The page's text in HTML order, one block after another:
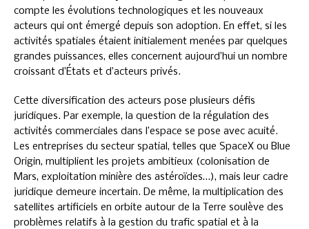
compte les évolutions technologiques et les nouveaux
acteurs qui ont émergé depuis son adoption. En effet, si les
activités spatiales étaient initialement menées par quelques
grandes puissances, elles concernent aujourd’hui un nombre
croissant d’États et d’acteurs privés.
Cette diversification des acteurs pose plusieurs défis
juridiques. Par exemple, la question de la régulation des
activités commerciales dans l’espace se pose avec acuité.
Les entreprises du secteur spatial, telles que SpaceX ou Blue
Origin, multiplient les projets ambitieux (colonisation de
Mars, exploitation minière des astéroïdes…), mais leur cadre
juridique demeure incertain. De même, la multiplication des
satellites artificiels en orbite autour de la Terre soulève des
problèmes relatifs à la gestion du trafic spatial et à la